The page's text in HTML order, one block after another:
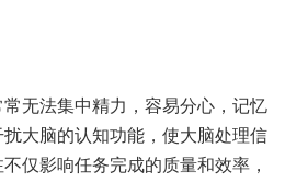
无法集中精力，容易分心，记忆
大脑的认知功能，使大脑处理信
仅影响任务完成的质量和效率，